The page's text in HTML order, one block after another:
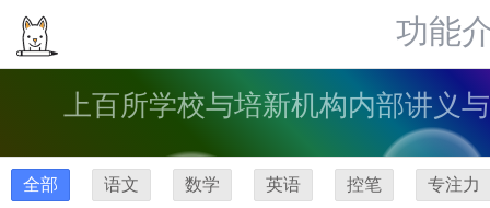
功能
上百所学校与培新机构内部讲义
全部 语文 数学 英语 控笔 专注力